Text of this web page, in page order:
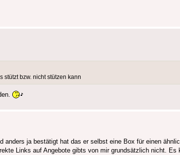
bzw. nicht stützen kann
ja bestätigt hat das er selbst eine Box für einen
Links auf Angebote gibts von mir grundsätzlich nicht. Es